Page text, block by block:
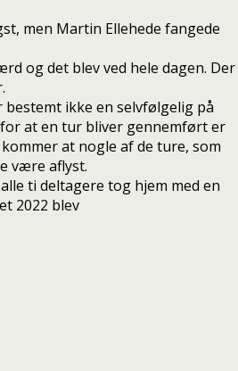
men Martin Ellehede fangede
og det blev ved hele dagen. Der
ikke en selvfølgelig på
at en tur bliver gennemført er
at nogle af de ture, som
være aflyst.
ti deltagere tog hjem med en
2022 blev